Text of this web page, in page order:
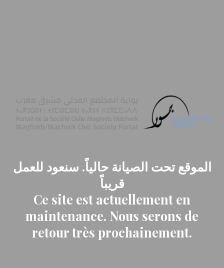
الموقع تحت الصيانة حالياً. سنعود للعمل
قريباً
Ce site est actuellement en
maintenance. Nous serons de
retour très prochainement.